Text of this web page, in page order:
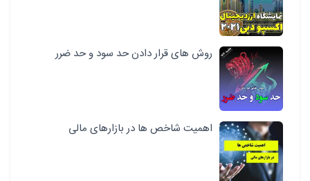
روش های قرار دادن حد سود و حد ضرر
اهمیت شاخص ها در بازارهای مالی